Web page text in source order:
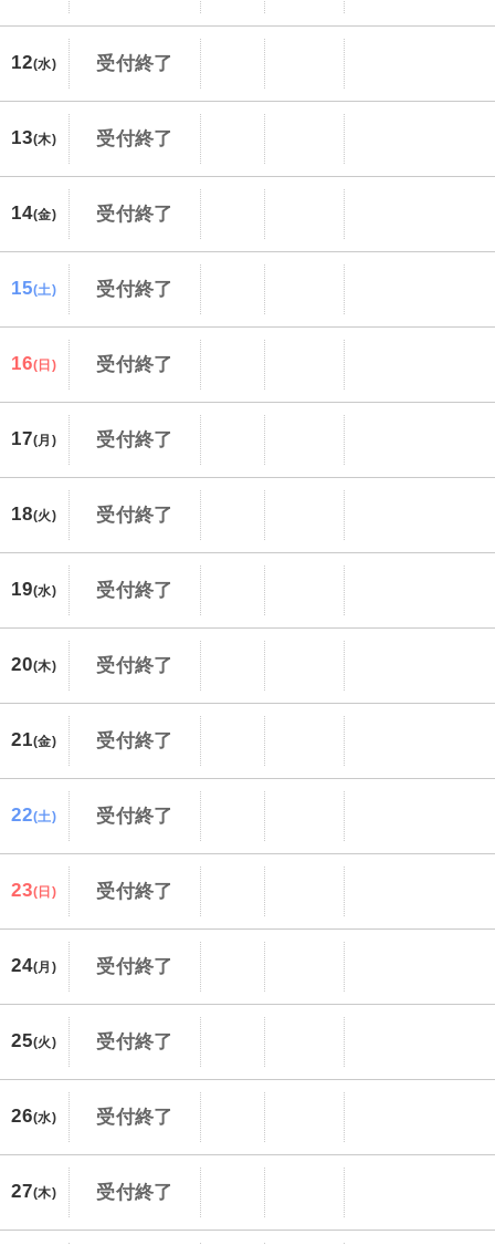
12(水) 受付終了
13(木) 受付終了
14(金) 受付終了
15(土) 受付終了
16(日) 受付終了
17(月) 受付終了
18(火) 受付終了
19(水) 受付終了
20(木) 受付終了
21(金) 受付終了
22(土) 受付終了
23(日) 受付終了
24(月) 受付終了
25(火) 受付終了
26(水) 受付終了
27(木) 受付終了